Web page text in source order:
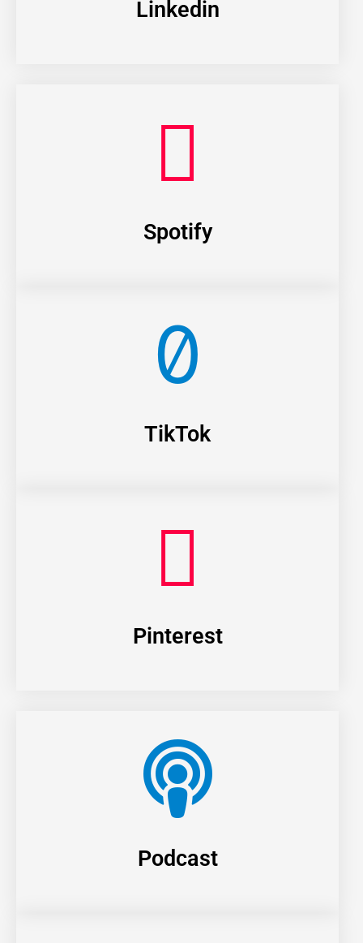
Linkedin
Spotify
TikTok
Pinterest
Podcast